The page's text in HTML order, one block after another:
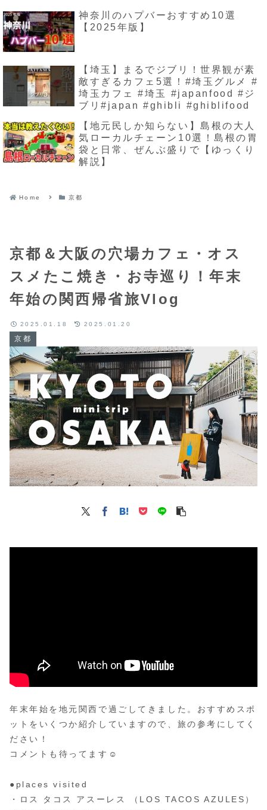
神奈川のハプバーおすすめ10選
【2025年版】
【埼玉】まるでジブリ！世界観が素
敵すぎるカフェ5選！#埼玉グルメ #
埼玉カフェ #埼玉 #japanfood #ジ
ブリ#japan #ghibli #ghiblifood
【地元民しか知らない】島根の大人
気ローカルチェーン10選！島根の胃
袋と日常、ぜんぶ盛りで【ゆっくり
解説】
Home 京都
京都＆大阪の穴場カフェ・オス
スメたこ焼き・お寺巡り！年末
年始の関西帰省旅Vlog
京都
2025.01.18 2025.01.20
年末年始を地元関西で過ごしてきました。おすすめスポ
ットをいくつか紹介していますので、旅の参考にしてく
ださい！
コメントも待ってます☺︎
●places visited
・ロス タコス アスーレス （LOS TACOS AZULES）